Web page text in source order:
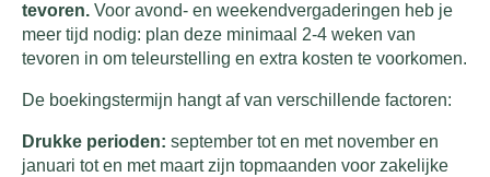
tevoren. Voor avond- en weekendvergaderingen heb je
meer tijd nodig: plan deze minimaal 2-4 weken van
tevoren in om teleurstelling en extra kosten te voorkomen.
De boekingstermijn hangt af van verschillende factoren:
Drukke perioden: september tot en met november en
januari tot en met maart zijn topmaanden voor zakelijke